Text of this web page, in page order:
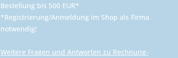
Bestellung bis 500 EUR*
*Registrierung/Anmeldung im Shop als Firma
notwendig!
Weitere Fragen und Antworten zu Rechnung-